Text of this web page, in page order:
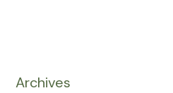
Archives